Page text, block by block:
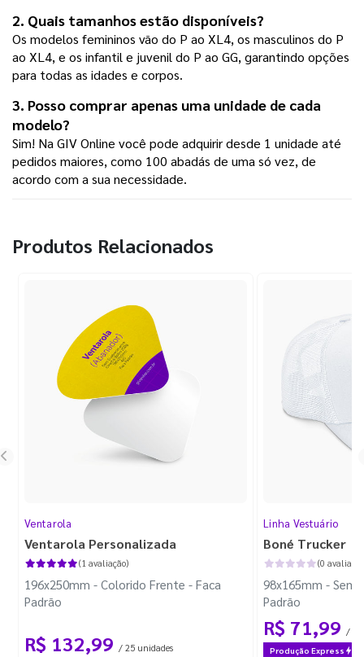
2. Quais tamanhos estão disponíveis?
Os modelos femininos vão do P ao XL4, os masculinos do P
ao XL4, e os infantil e juvenil do P ao GG, garantindo opções
para todas as idades e corpos.
3. Posso comprar apenas uma unidade de cada
modelo?
Sim! Na GIV Online você pode adquirir desde 1 unidade até
pedidos maiores, como 100 abadás de uma só vez, de
acordo com a sua necessidade.
Produtos Relacionados
Ventarola
Ventarola Personalizada
(1 avaliação)
196x250mm - Colorido Frente - Faca
Padrão
R$ 132,99 / 25 unidades
Linha Vestuário
Boné Trucker
(0
98x165mm - Sem
Padrão
R$ 71,99 / 1
Produção Express